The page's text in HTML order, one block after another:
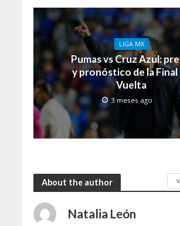
LIGA MX
Pumas vs Cruz Azul:
y pronóstico de la Final
Vuelta
3 meses ago
About the author
Natalia León